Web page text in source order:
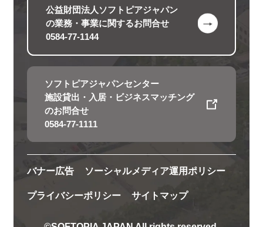
公益財団法人ソフトピアジャパン
の業務・事業に関するお問合せ
0584-77-1144
ソフトピアジャパンセンター
施設貸出・入居・ビジネスマッチング
のお問合せ
0584-77-1111
バナー広告 ソーシャルメディア運用ポリシー
プライバシーポリシー サイトマップ